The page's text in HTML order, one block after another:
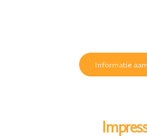
Informatie